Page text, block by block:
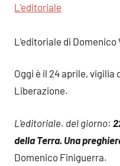
L’editoriale
L’editoriale di
Oggi è il 24 aprile,
Liberazione.
L’editoriale. del giorno:
della Terra. Una
Domenico Finiguerra.